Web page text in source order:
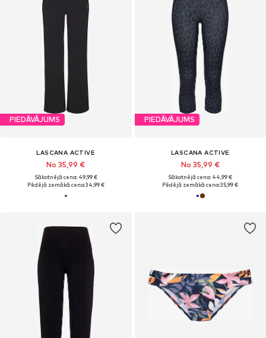
PIEDĀVĀJUMS
LASCANA ACTIVE
No 35,99 €
Sākotnējā cena: 49,99 €
Pēdējā zemākā cena:34,99 €
PIEDĀVĀJUMS
LASCANA ACTIVE
No 35,99 €
Sākotnējā cena: 44,99 €
Pēdējā zemākā cena:35,99 €